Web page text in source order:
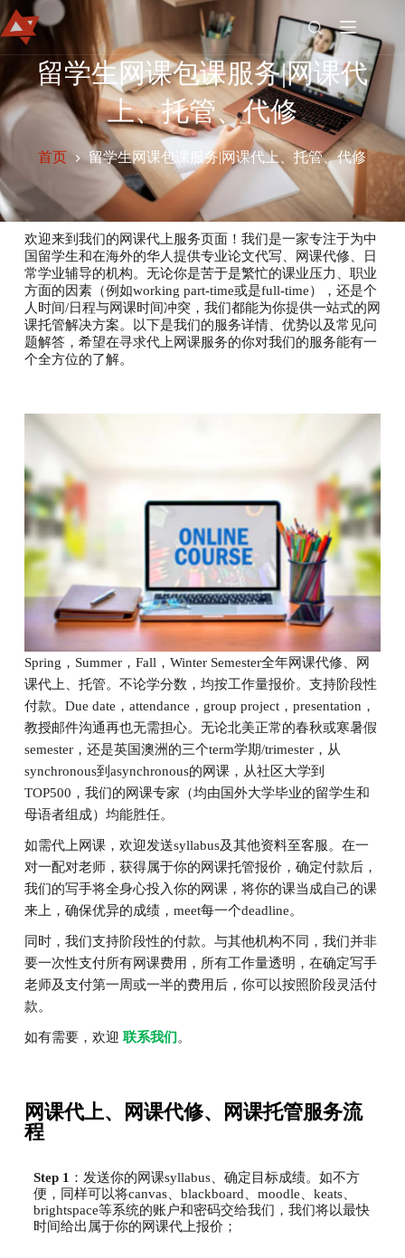
首
方
客
Join
Us
以
往
案
例
关
们
联
我
们
Email
留学生网课包课服务|网课代
上、托管、代修
首页 留学生网课包课服务|网课代上、托管、代修
欢迎来到我们的网课代上服务页面！我们是一家专注于为中
国留学生和在海外的华人提供专业论文代写、网课代修、日
常学业辅导的机构。无论你是苦于是繁忙的课业压力、职业
方面的因素（例如working part-time或是full-time），还是个
人时间/日程与网课时间冲突，我们都能为你提供一站式的网
课托管解决方案。以下是我们的服务详情、优势以及常见问
题解答，希望在寻求代上网课服务的你对我们的服务能有一
个全方位的了解。
Spring，Summer，Fall，Winter Semester全年网课代修、网
课代上、托管。不论学分数，均按工作量报价。支持阶段性
付款。Due date，attendance，group project，presentation，
教授邮件沟通再也无需担心。无论北美正常的春秋或寒暑假
semester，还是英国澳洲的三个term学期/trimester，从
synchronous到asynchronous的网课，从社区大学到
TOP500，我们的网课专家（均由国外大学毕业的留学生和
母语者组成）均能胜任。
如需代上网课，欢迎发送syllabus及其他资料至客服。在一
对一配对老师，获得属于你的网课托管报价，确定付款后，
我们的写手将全身心投入你的网课，将你的课当成自己的课
来上，确保优异的成绩，meet每一个deadline。
同时，我们支持阶段性的付款。与其他机构不同，我们并非
要一次性支付所有网课费用，所有工作量透明，在确定写手
老师及支付第一周或一半的费用后，你可以按照阶段灵活付
款。
如有需要，欢迎 联系我们 。
网课代上、网课代修、网课托管服务流
程
Step 1 ：发送你的网课syllabus、确定目标成绩。如不方
便，同样可以将canvas、blackboard、moodle、keats、
brightspace等系统的账户和密码交给我们，我们将以最快
时间给出属于你的网课代上报价；